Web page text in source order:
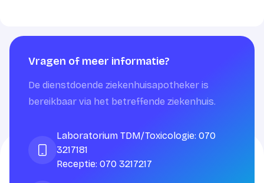
Vragen of meer informatie?
De dienstdoende ziekenhuisapotheker is
bereikbaar via het betreffende ziekenhuis.
Laboratorium TDM/Toxicologie: 070
3217181
Receptie: 070 3217217